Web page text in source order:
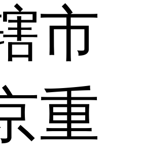
市
重